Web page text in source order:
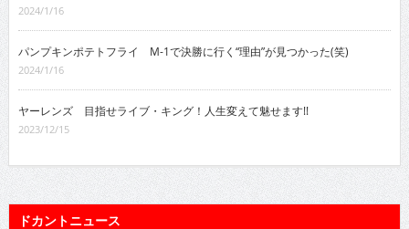
2024/1/16
パンプキンポテトフライ M-1で決勝に行く“理由”が見つかった(笑)
2024/1/16
ヤーレンズ 目指せライブ・キング！人生変えて魅せます!!
2023/12/15
ドカントニュース